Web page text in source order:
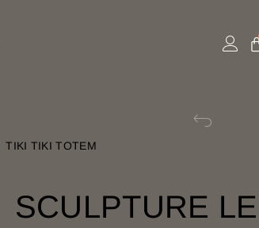
TIKI TIKI TOTEM
SCULPTURE